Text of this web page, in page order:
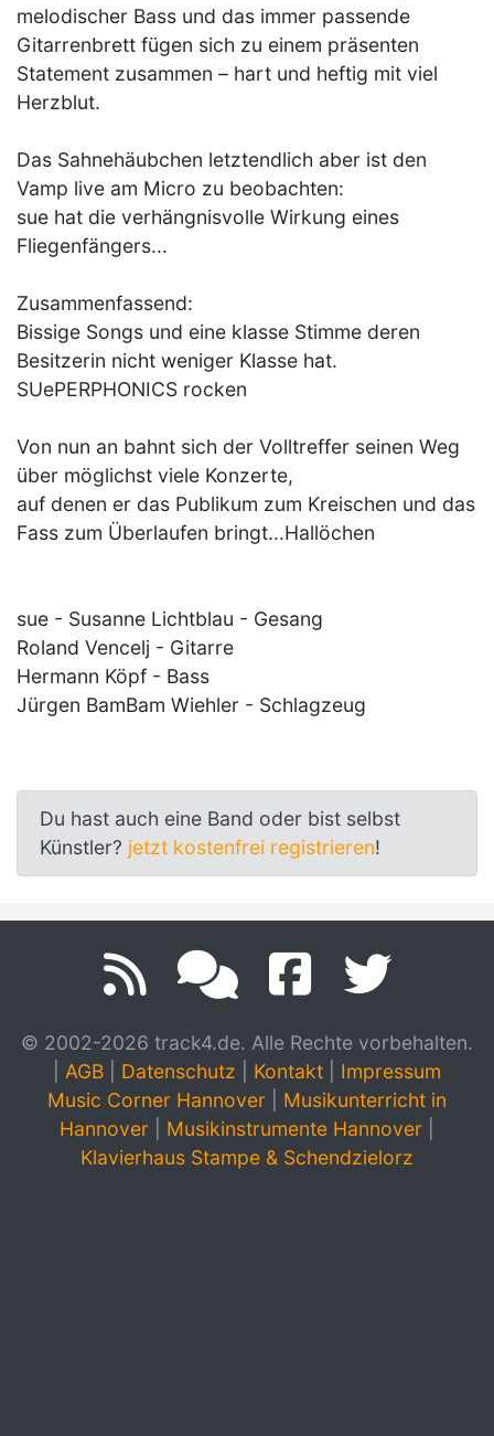
melodischer Bass und das immer passende
Gitarrenbrett fügen sich zu einem präsenten
Statement zusammen – hart und heftig mit viel
Herzblut.
Das Sahnehäubchen letztendlich aber ist den
Vamp live am Micro zu beobachten:
sue hat die verhängnisvolle Wirkung eines
Fliegenfängers...
Zusammenfassend:
Bissige Songs und eine klasse Stimme deren
Besitzerin nicht weniger Klasse hat.
SUePERPHONICS rocken
Von nun an bahnt sich der Volltreffer seinen Weg
über möglichst viele Konzerte,
auf denen er das Publikum zum Kreischen und das
Fass zum Überlaufen bringt...Hallöchen
sue - Susanne Lichtblau - Gesang
Roland Vencelj - Gitarre
Hermann Köpf - Bass
Jürgen BamBam Wiehler - Schlagzeug
Du hast auch eine Band oder bist selbst
Künstler? jetzt kostenfrei registrieren!
© 2002-2026 track4.de. Alle Rechte vorbehalten.
AGB Datenschutz Kontakt
Impressum
Music Corner Hannover
Musikunterricht in
Hannover
Musikinstrumente Hannover
Klavierhaus Stampe & Schendzielorz